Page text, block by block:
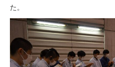
た。